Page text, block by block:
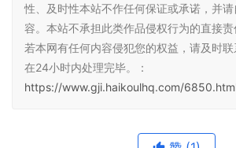
性、及时性本站不作任何保证或承诺，并
容。本站不承担此类作品侵权行为的直接
若本网有任何内容侵犯您的权益，请及时
在24小时内处理完毕。：
https://www.gji.haikoulhq.com/